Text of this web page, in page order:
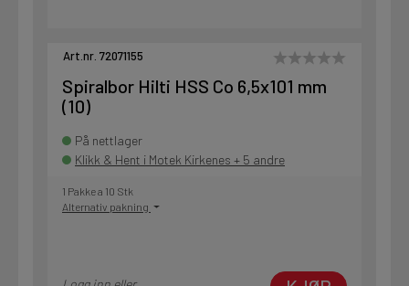
Art.nr. 72071155
Spiralbor Hilti HSS Co 6,5x101 mm
(10)
På nettlager
Klikk & Hent i Motek Kirkenes + 5 andre
1 Pakke a 10 Stk
Alternativ pakning